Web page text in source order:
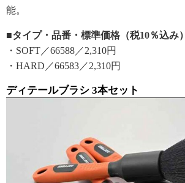
能。
■タイプ・品番・標準価格（税10％込み）
・SOFT／66588／2,310円
・HARD／66583／2,310円
ディテールブラシ 3本セット